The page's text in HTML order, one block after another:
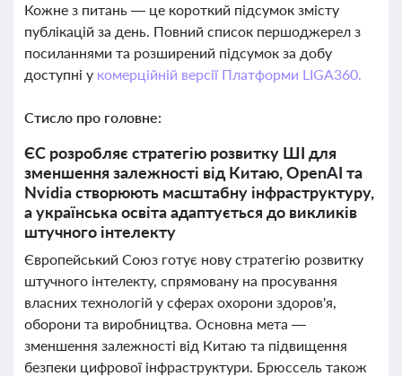
Кожне з питань — це короткий підсумок змісту
публікацій за день. Повний список першоджерел з
посиланнями та розширений підсумок за добу
доступні у комерційній версії Платформи LIGA360.
Стисло про головне:
ЄС розробляє стратегію розвитку ШІ для
зменшення залежності від Китаю, OpenAI та
Nvidia створюють масштабну інфраструктуру,
а українська освіта адаптується до викликів
штучного інтелекту
Європейський Союз готує нову стратегію розвитку
штучного інтелекту, спрямовану на просування
власних технологій у сферах охорони здоров'я,
оборони та виробництва. Основна мета —
зменшення залежності від Китаю та підвищення
безпеки цифрової інфраструктури. Брюссель також